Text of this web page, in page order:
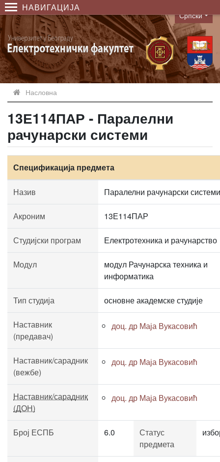
НАВИГАЦИЈА
Language
Српски
Насловна
13Е114ПАР - Паралелни
рачунарски системи
Спецификација предмета
Назив Паралелни рачунарски системи
Акроним 13Е114ПАР
Студијски програм Електротехника и рачунарство
Модул
модул Рачунарска техника и
информатика
Тип студија основне академске студије
Наставник
(предавач)
доц. др Маја Вукасовић
Наставник/сарадник
(вежбе)
доц. др Маја Вукасовић
Наставник/сарадник
(ДОН)
доц. др Маја Вукасовић
Број ЕСПБ 6.0
Статус
предмета